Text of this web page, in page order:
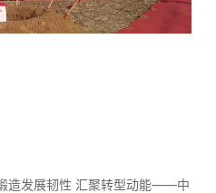
造发展韧性 汇聚转型动能——中